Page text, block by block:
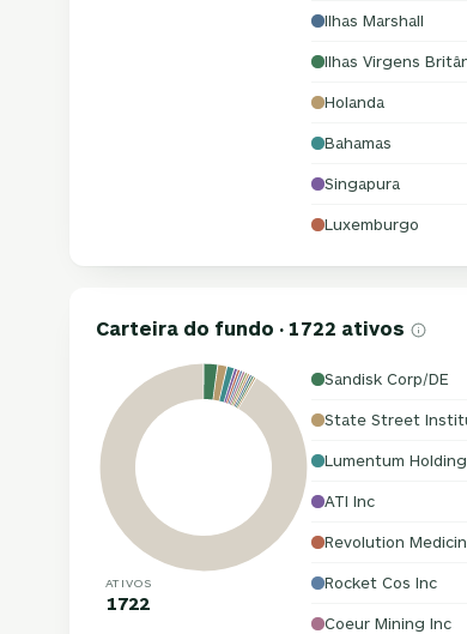
Ilhas Marshall
Ilhas Virgens
Holanda
Bahamas
Singapura
Luxemburgo
Carteira do fundo · 1722 ativos
ATIVOS
1722
Sandisk Corp/DE
State Street
Lumentum
ATI Inc
Revolution
Rocket Cos Inc
Coeur Mining Inc